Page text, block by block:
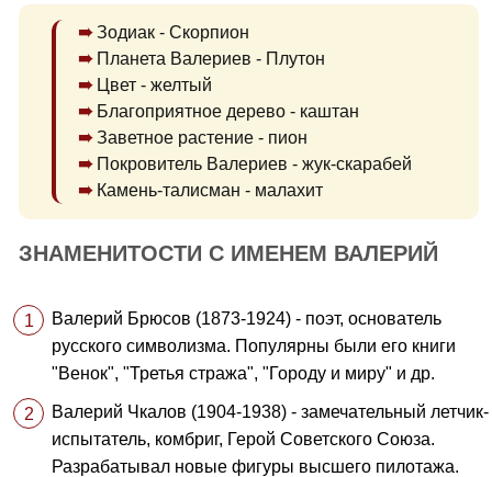
Зодиак - Скорпион
Планета Валериев - Плутон
Цвет - желтый
Благоприятное дерево - каштан
Заветное растение - пион
Покровитель Валериев - жук-скарабей
Камень-талисман - малахит
ЗНАМЕНИТОСТИ С ИМЕНЕМ ВАЛЕРИЙ
Валерий Брюсов (1873-1924) - поэт, основатель
русского символизма. Популярны были его книги
"Венок", "Третья стража", "Городу и миру" и др.
Валерий Чкалов (1904-1938) - замечательный летчик-
испытатель, комбриг, Герой Советского Союза.
Разрабатывал новые фигуры высшего пилотажа.